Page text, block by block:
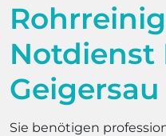
Notdienst
Geigersau
Sie benötigen